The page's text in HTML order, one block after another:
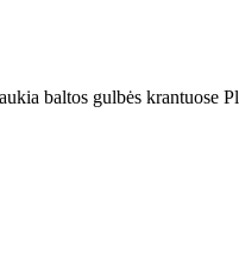
baltos gulbės krantuose